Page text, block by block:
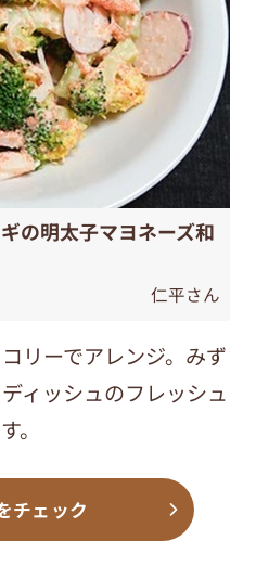
の明太子マヨネーズ和
仁平さん
リーでアレンジ。みず
ィッシュのフレッシュ
。
チェック